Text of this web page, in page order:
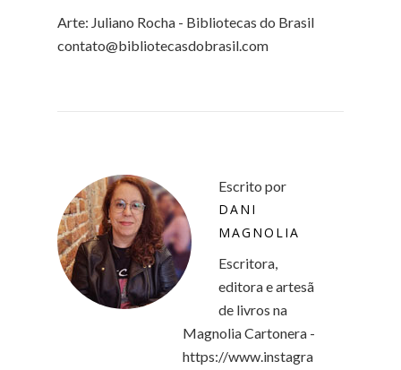
Arte: Juliano Rocha - Bibliotecas do Brasil
contato@bibliotecasdobrasil.com
Escrito por
DANI
MAGNOLIA
Escritora,
editora e artesã
de livros na
Magnolia Cartonera -
https://www.instagra